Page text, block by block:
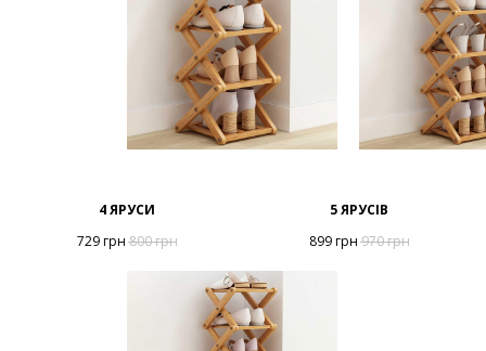
4 ЯРУСИ
729 грн 800грн
5 ЯРУСІВ
899 грн 970грн